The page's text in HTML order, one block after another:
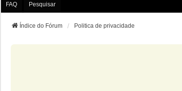
FAQ Pesquisar
Índice do Fórum Politica de privacidade